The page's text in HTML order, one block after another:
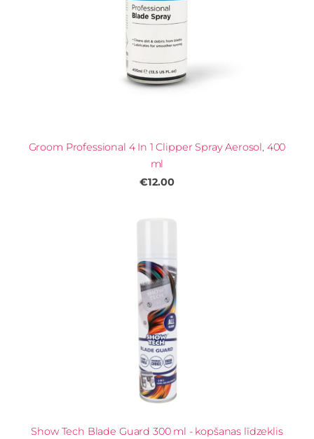
Groom Professional 4 In 1 Clipper Spray Aerosol, 400
ml
€12.00
Show Tech Blade Guard 300 ml - kopšanas līdzeklis